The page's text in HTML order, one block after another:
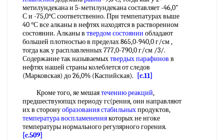
метилундекана и 5-метилундекана составляет -46,0"
С и -75,0°С соответственно. При темпепатурах выше
40 °С все алканы в нефтях находятся в растворенном
состоянии. Алканы в твердом состоянии обладают
большей плотностью в пределах 865,0-940,0 г/см ,
тогда как у расплавленных 777,0-790,0 г/см /3/.
Содержание так называемыхтвердых парафинов в
нефтях нашей страны колеблется от следов
(Марковская) до 26,0% (Каспийская).
[c.11]
Кроме того, яе мешаятечению реакций,
предшествуюпщх периоду гс(рения, они направляют
их в сторонуобразования стабильныхпродуктов,
температура воспламенениякоторых не нгоке
температуры нормального регулярного горения.
[c.509]